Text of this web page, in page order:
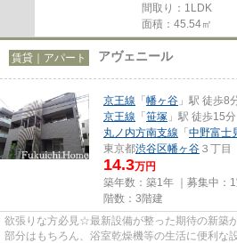
間取り：1LDK
面積：45.54㎡
賃貸｜アパート アヴェニール
京王線 「幡ヶ谷 」駅 徒歩8
京王線 「笹塚 」駅 徒歩15分
丸ノ内方南支線 「中野富士
東京都渋谷区幡ヶ谷 ３丁目
14.3万円
築年数：築1年 ｜募集中：
階数：3階建
欲張りな方必見☆最新設備が整った期待の新築
部分はもちろん、浴室乾燥機等の生活に便利な